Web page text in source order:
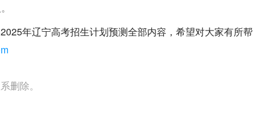
年辽宁高考招生计划预测全部内容，希望对大家有所帮
删除。